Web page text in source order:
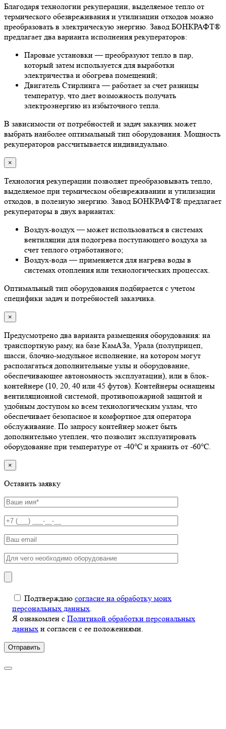
Благодаря технологии рекуперации, выделяемое тепло от
термического обезвреживания и утилизации отходов можно
преобразовать в электрическую энергию. Завод БОНКРАФТ®
предлагает два варианта исполнения рекуператоров:
Паровые установки — преобразуют тепло в пар,
который затем используется для выработки
электричества и обогрева помещений;
Двигатель Стирлинга — работает за счет разницы
температур, что дает возможность получать
электроэнергию из избыточного тепла.
В зависимости от потребностей и задач заказчик может
выбрать наиболее оптимальный тип оборудования. Мощность
рекуператоров рассчитывается индивидуально.
×
Технология рекуперации позволяет преобразовывать тепло,
выделяемое при термическом обезвреживании и утилизации
отходов, в полезную энергию. Завод БОНКРАФТ® предлагает
рекуператоры в двух вариантах:
Воздух-воздух — может использоваться в системах
вентиляции для подогрева поступающего воздуха за
счет теплого отработанного;
Воздух-вода — применяется для нагрева воды в
системах отопления или технологических процессах.
Оптимальный тип оборудования подбирается с учетом
специфики задач и потребностей заказчика.
×
Предусмотрено два варианта размещения оборудования: на
транспортную раму, на базе КамАЗа, Урала (полуприцеп,
шасси, блочно-модульное исполнение, на котором могут
располагаться дополнительные узлы и оборудование,
обеспечивающее автономность эксплуатации), или в блок-
контейнере (10, 20, 40 или 45 футов). Контейнеры оснащены
вентиляционной системой, противопожарной защитой и
удобным доступом ко всем технологическим узлам, что
обеспечивает безопасное и комфортное для оператора
обслуживание. По запросу контейнер может быть
дополнительно утеплен, что позволит эксплуатировать
оборудование при температуре от -40℃ и хранить от -60℃.
×
Оставить заявку
Подтверждаю согласие на обработку моих
персональных данных
Я ознакомлен с Политикой обработки персональных
данных и согласен с ее положениями.